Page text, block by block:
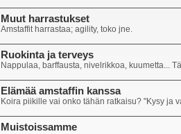
Muut harrastukset
Amstaffit harrastaa; agility, toko jne.
Ruokinta ja terveys
Nappulaa, barffausta, nivelrikkoa, kuumetta...
Elämää amstaffin kanssa
Koira piikille vai onko tähän ratkaisu? "Kysy ja
Muistoissamme